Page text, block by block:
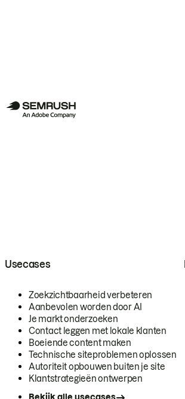
Usecases
Zoekzichtbaarheid verbeteren
Aanbevolen worden door AI
Je markt onderzoeken
Contact leggen met lokale klanten
Boeiende content maken
Technische siteproblemen oplossen
Autoriteit opbouwen buiten je site
Klantstrategieën ontwerpen